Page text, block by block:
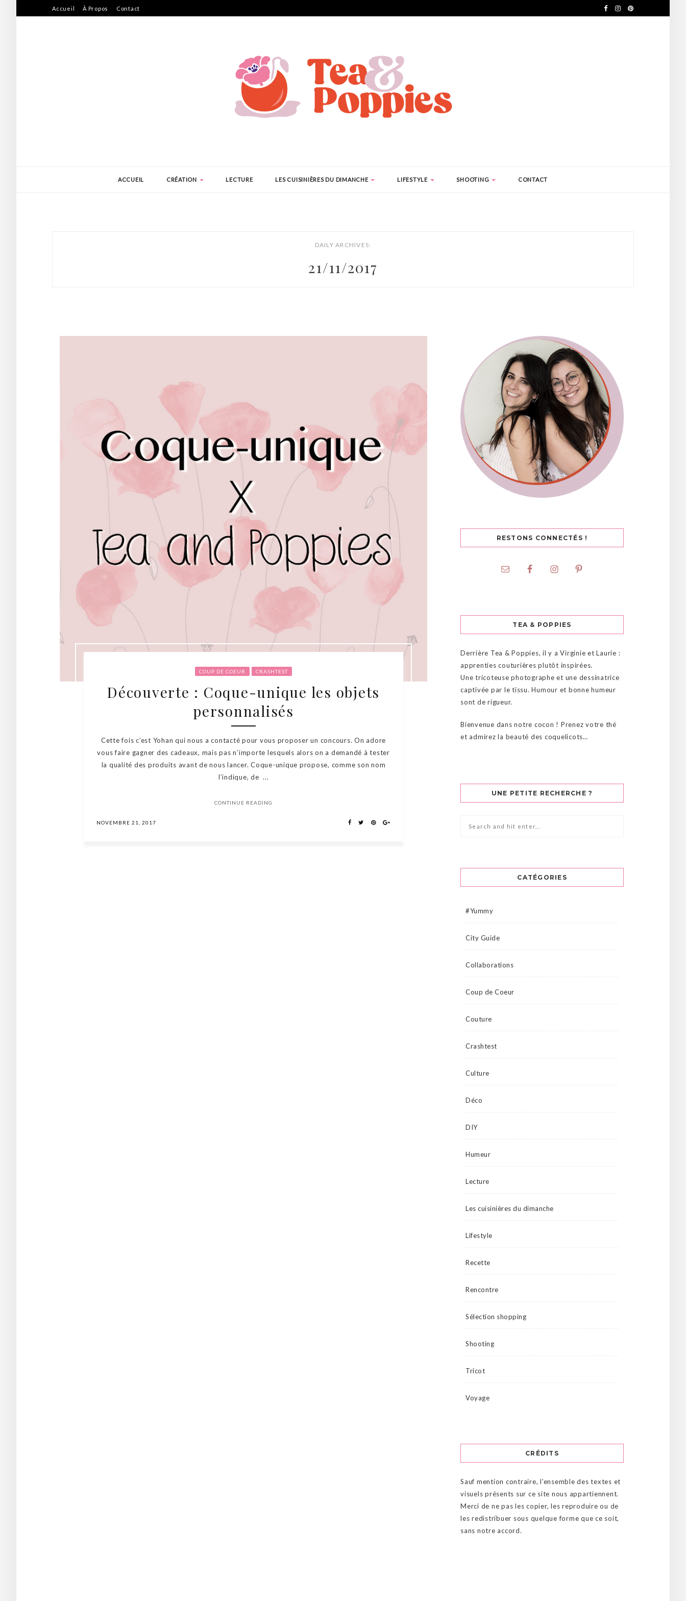
Accueil À Propos Contact
ACCUEIL CRÉATION LECTURE LES CUISINIÈRES DU DIMANCHE LIFESTYLE SHOOTING CONTACT
DAILY ARCHIVES:
21/11/2017
COUP DE COEUR CRASHTEST
Découverte : Coque-unique les objets
personnalisés
Cette fois c’est Yohan qui nous a contacté pour vous proposer un concours. On adore
vous faire gagner des cadeaux, mais pas n’importe lesquels alors on a demandé à tester
la qualité des produits avant de nous lancer. Coque-unique propose, comme son nom
l’indique, de ...
CONTINUE READING
NOVEMBRE 21, 2017
RESTONS CONNECTÉS !
TEA & POPPIES
Derrière Tea & Poppies, il y a Virginie et Laurie :
apprenties couturières plutôt inspirées.
Une tricoteuse photographe et une dessinatrice
captivée par le tissu. Humour et bonne humeur
sont de rigueur.
Bienvenue dans notre cocon ! Prenez votre thé
et admirez la beauté des coquelicots…
UNE PETITE RECHERCHE ?
CATÉGORIES
#Yummy
City Guide
Collaborations
Coup de Coeur
Couture
Crashtest
Culture
Déco
DIY
Humeur
Lecture
Les cuisinières du dimanche
Lifestyle
Recette
Rencontre
Sélection shopping
Shooting
Tricot
Voyage
CRÉDITS
Sauf mention contraire, l’ensemble des textes et
visuels présents sur ce site nous appartiennent.
Merci de ne pas les copier, les reproduire ou de
les redistribuer sous quelque forme que ce soit,
sans notre accord.